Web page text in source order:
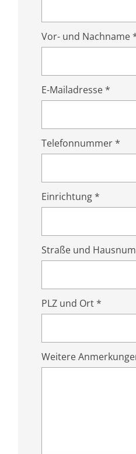
Vor- und Nachname
E-Mailadresse *
Telefonnummer *
Einrichtung *
Straße und
PLZ und Ort *
Weitere